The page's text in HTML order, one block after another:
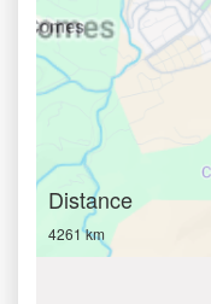
Distance
4261 km